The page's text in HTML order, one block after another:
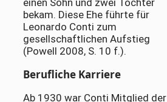
einen Sohn und zwei Töchter
bekam. Diese Ehe führte für
Leonardo Conti zum
gesellschaftlichen Aufstieg
(Powell 2008, S. 10 f.).
Berufliche Karriere
Ab 1930 war Conti Mitglied der